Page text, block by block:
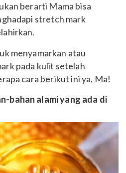
berarti Mama bisa
stretch mark
menyamarkan atau
pada kulit setelah
cara berikut ini ya, Ma!
bahan alami yang ada di